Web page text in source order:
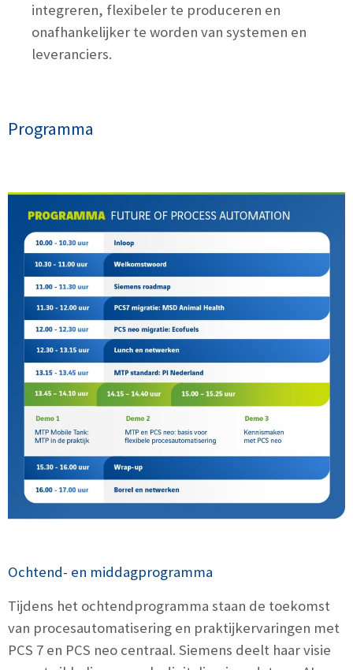
integreren, flexibeler te produceren en
onafhankelijker te worden van systemen en
leveranciers.
Programma
Ochtend- en middagprogramma
Tijdens het ochtendprogramma staan de toekomst
van procesautomatisering en praktijkervaringen met
PCS 7 en PCS neo centraal. Siemens deelt haar visie